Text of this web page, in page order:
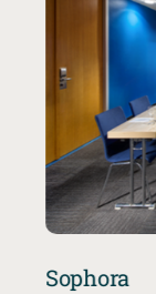
Sophora